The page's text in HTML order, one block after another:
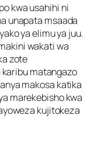
kwa usahihi ni
unapata msaada
ya elimu ya juu.
wakati wa
zote
matangazo
makosa katika
marekebisho kwa
kujitokeza